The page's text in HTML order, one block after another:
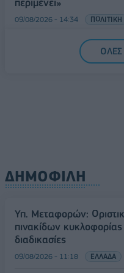
περιμένει»
09/08/2026 - 14:34 ΠΟΛΙΤΙΚΗ
ΟΛΕΣ
ΔΗΜΟΦΙΛΗ
Υπ. Μεταφορών:
πινακίδων
διαδικασίες
09/08/2026 - 11:18 ΕΛΛΑΔΑ